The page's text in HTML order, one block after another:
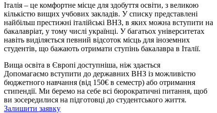
Італія – це комфортне місце для здобуття освіти, з великою
кількістю вищих учбових закладів. У списку представлені
найбільш престижні італійські ВНЗ, в яких можна вступити на
бакалавріат, у тому числі українці. У багатьох університетах
навіть виділяється певний відсоток місць для іноземних
студентів, що бажають отримати ступінь бакалавра в Італії.
Вища освіта в Європі доступніша, ніж здається
Допомагаємо вступити до державних ВНЗ із можливістю
бюджетного навчання (від 150€ в семестр) або отримання
стипендії. Ми беремо на себе всі бюрократичні питання, щоб
ви зосередилися на підготовці до студентського життя.
Залишити заявку